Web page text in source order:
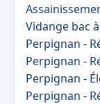
Vidange bac
Perpignan -
Perpignan -
Perpignan -
Perpignan -